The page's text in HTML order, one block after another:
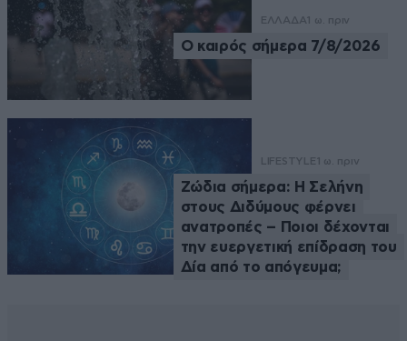
ΕΛΛΑΔΑ 1 ω. πριν
Ο καιρός σήμερα 7/8/2026
LIFESTYLE 1 ω. πριν
Ζώδια σήμερα: Η Σελήνη
στους Διδύμους φέρνει
ανατροπές – Ποιοι δέχονται
την ευεργετική επίδραση του
Δία από το απόγευμα;